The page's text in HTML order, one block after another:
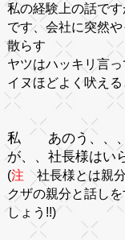
私の経験上の話で
です、会社に突然
散らす
ヤツはハッキリ言
イヌほどよく吠え
私
あのう、、
が、、社長様はい
(注 社長様とは親
クザの親分と話し
しょう!!)